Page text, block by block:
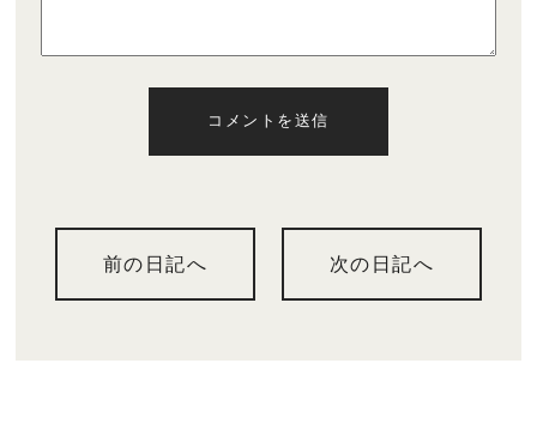
コメントを送信
前の日記へ 次の日記へ